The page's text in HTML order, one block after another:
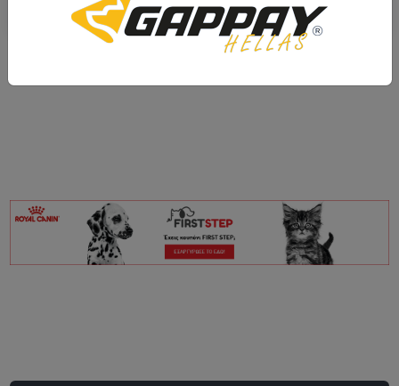
Από 21.35€